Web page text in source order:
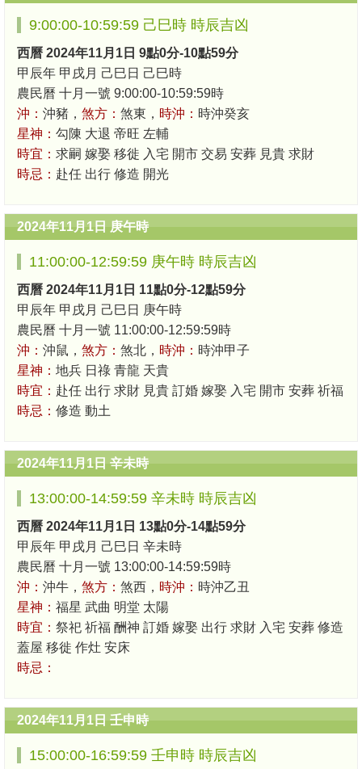
9:00:00-10:59:59 己巳時 時辰吉凶
西曆 2024年11月1日 9點0分-10點59分
甲辰年 甲戌月 己巳日 己巳時
農民曆 十月一號 9:00:00-10:59:59時
沖： 沖豬， 煞方： 煞東， 時沖： 時沖癸亥
星神： 勾陳 大退 帝旺 左輔
時宜： 求嗣 嫁娶 移徙 入宅 開市 交易 安葬 見貴 求財
時忌： 赴任 出行 修造 開光
2024年11月1日 庚午時
11:00:00-12:59:59 庚午時 時辰吉凶
西曆 2024年11月1日 11點0分-12點59分
甲辰年 甲戌月 己巳日 庚午時
農民曆 十月一號 11:00:00-12:59:59時
沖： 沖鼠， 煞方： 煞北， 時沖： 時沖甲子
星神： 地兵 日祿 青龍 天貴
時宜： 赴任 出行 求財 見貴 訂婚 嫁娶 入宅 開市 安葬 祈福
時忌： 修造 動土
2024年11月1日 辛未時
13:00:00-14:59:59 辛未時 時辰吉凶
西曆 2024年11月1日 13點0分-14點59分
甲辰年 甲戌月 己巳日 辛未時
農民曆 十月一號 13:00:00-14:59:59時
沖： 沖牛， 煞方： 煞西， 時沖： 時沖乙丑
星神： 福星 武曲 明堂 太陽
時宜： 祭祀 祈福 酬神 訂婚 嫁娶 出行 求財 入宅 安葬 修造
蓋屋 移徙 作灶 安床
時忌：
2024年11月1日 壬申時
15:00:00-16:59:59 壬申時 時辰吉凶